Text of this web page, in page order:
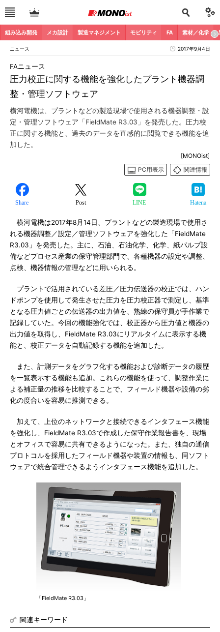
組み込み開発 メカ設計 製造マネジメント モビリティ FA 素材／化学
ニュース 2017年9月4日
圧力校正に関する機能を強化したプラント機器調
整・管理ソフトウェア
FAニュース
横河電機は、プラントなどの製造現場で使用される機器調整・設
定・管理ソフトウェア「FieldMate R3.03」を発売した。圧力校
正に関する機能と、過去のデータを直感的に閲覧できる機能を追
加した。
[MONOist]
PC用表示
関連情報
Share Post LINE Hatena
横河電機は2017年8月14日、プラントなどの製造現場で使用さ
れる機器調整／設定／管理ソフトウェアを強化した「FieldMate
R3.03」を発売した。主に、石油、石油化学、化学、紙パルプ設
備などプロセス産業の保守管理部門で、各種機器の設定や調整、
点検、機器情報の管理などに用いられる。
プラントで活用されている差圧／圧力伝送器の校正では、ハン
ドポンプを使用して発生させた圧力を圧力校正器で測定し、基準
となる圧力値ごとの伝送器の出力値を、熟練の保守員が手作業で
記録していた。今回の機能強化では、校正器から圧力値と機器の
出力値を取得し、FieldMate R3.03にリアルタイムに表示する機
能と、校正データを自動記録する機能を追加した。
また、計測データをグラフ化する機能および診断データの履歴
を一覧表示する機能も追加。これらの機能を使って、調整作業に
よる補正量の推移を比較することで、フィールド機器や設備の劣
化の度合いを容易に推測できる。
加えて、上位のネットワークと接続できるインタフェース機能
を強化し、FieldMate R3.03で作成した保守作業報告書を、現場
とオフィスで容易に共有できるようになった。また、独自の通信
プロトコルを採用したフィールド機器や装置の情報も、同ソフト
ウェアで統合管理できるようインタフェース機能を追加した。
「FieldMate R3.03」
関連キーワード